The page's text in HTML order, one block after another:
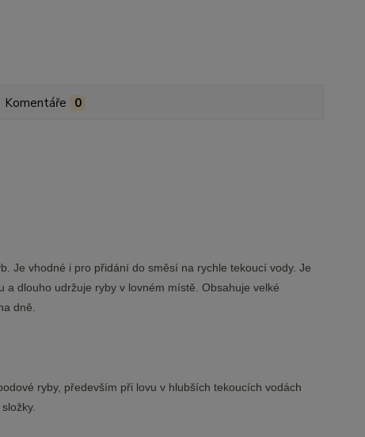
Komentáře 0
Je vhodné i pro přidání do směsí na rychle tekoucí vody. Je
dlouho udržuje ryby v lovném místě. Obsahuje velké
dně.
ryby, především při lovu v hlubších tekoucích vodách